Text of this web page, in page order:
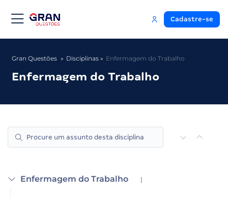
Cadastre-se
Gran Questões Disciplinas Enfermagem do Trabalho
Enfermagem do Trabalho
Enfermagem do Trabalho |